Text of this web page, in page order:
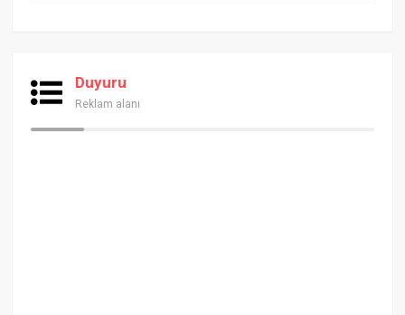
Duyuru
Reklam alanı